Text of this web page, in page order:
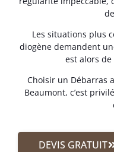
Les situations plus
diogène demandent
est alors
Choisir un Débarras
Beaumont, c’est
DEVIS GRATUIT